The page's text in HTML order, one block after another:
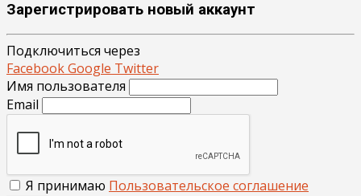
Зарегистрировать новый аккаунт
Подключиться через
FacebookGoogle Twitter
Имя пользователя
Email
Я принимаю Пользовательское соглашение